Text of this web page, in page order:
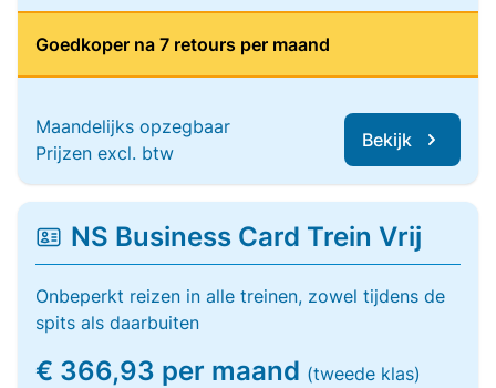
Goedkoper na 7 retours per maand
Maandelijks opzegbaar
Prijzen excl. btw
Bekijk
NS Business Card Trein Vrij
Onbeperkt reizen in alle treinen, zowel tijdens de
spits als daarbuiten
€ 366,93 per maand (tweede klas)